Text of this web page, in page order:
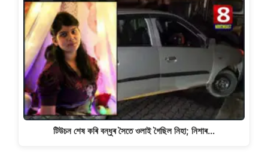
টিউচন শেষ কৰি বন্ধুৰ সৈতে ওলাই গৈছিল নিহা; নিশাৰ…